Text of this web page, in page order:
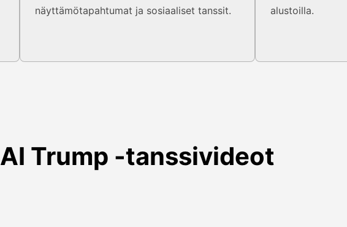
näyttämötapahtumat ja sosiaaliset tanssit.
alustoilla.
AI Trump -tanssivideot